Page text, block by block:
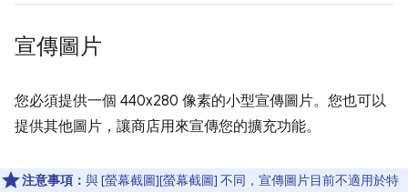
宣傳圖片
您必須提供一個 440x280 像素的小型宣傳圖片。您也可以
提供其他圖片，讓商店用來宣傳您的擴充功能。
注意事項： 與 [螢幕截圖][螢幕截圖] 不同，宣傳圖片目前不適用於特